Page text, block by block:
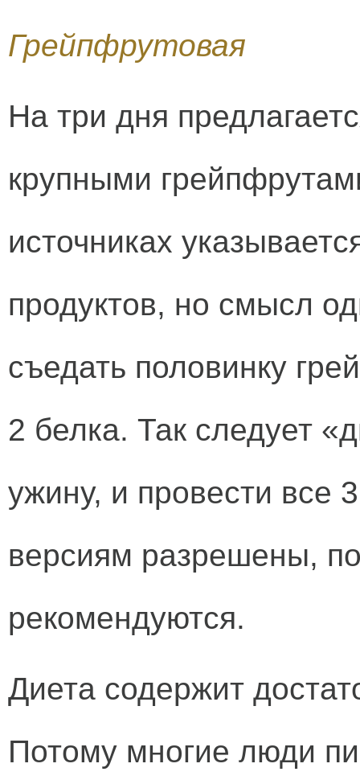
Грейпфрутовая
На три дня
крупными
источниках
продуктов, но смысл
съедать половинку
2 белка. Так следует
ужину, и провести все
версиям разрешены,
рекомендуются.
Диета содержит
Потому многие люди